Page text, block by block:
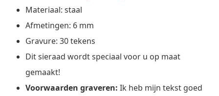
Materiaal: staal
Afmetingen: 6 mm
Gravure: 30 tekens
Dit sieraad wordt speciaal voor u op maat
gemaakt!
Voorwaarden graveren: Ik heb mijn tekst goed